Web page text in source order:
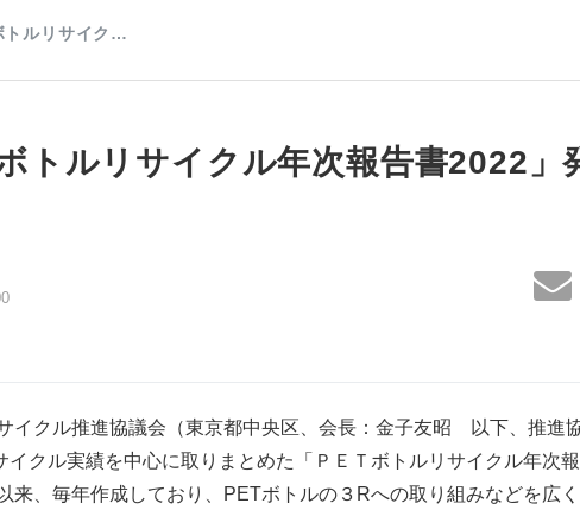
トルリサイク…
ボトルリサイクル年次報告書2022」
クル推進協議会（東京都中央区、会長：金子友昭 以下、推進
イクル実績を中心に取りまとめた「ＰＥＴボトルリサイクル年次
来、毎年作成しており、PETボトルの３Rへの取り組みなどを広